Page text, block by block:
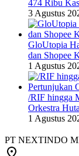
474 Ribu
3 Agustus
GloUtopia
dan Shopee
1 Agustus
/RIF hingga
Orkestra
1 Agustus
PT NEXTINDO